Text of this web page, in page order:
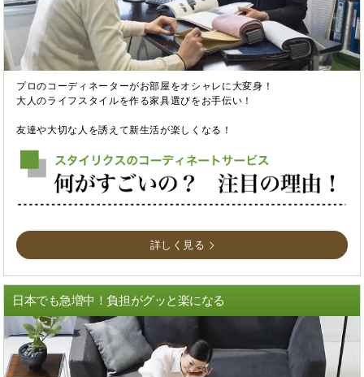
プロのコーディネーターがお部屋をオシャレに大変身！
大人のライフスタイルを作る家具選びをお手伝い！
友達や大切な人を誘えて新生活が楽しくなる！
詳しく見る
日本でも急増中！負担がグッと楽になる